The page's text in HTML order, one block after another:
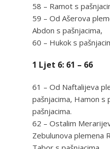
58 – Ramot s
59 – Od Ašerova
Abdon s pašnjacima,
60 – Hukok s
1 Ljet 6: 61 – 66
61 – Od Naftalijeva
pašnjacima, Hamon s
pašnjacima.
62 – Ostalim
Zebulunova plemena